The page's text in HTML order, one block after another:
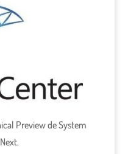
Preview de System